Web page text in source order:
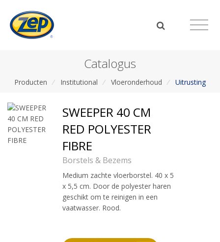
Catalogus
Producten / Institutional / Vloeronderhoud / Uitrusting
SWEEPER 40 CM
RED POLYESTER
FIBRE
Borstels & Bezems
Medium zachte vloerborstel. 40 x 5
x 5,5 cm. Door de polyester haren
geschikt om te reinigen in een
vaatwasser. Rood.